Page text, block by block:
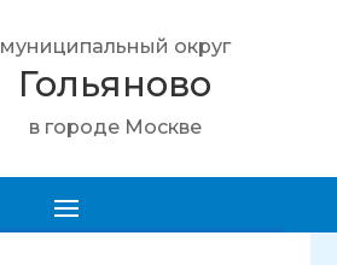
муниципальный округ
Гольяново
в городе Москве